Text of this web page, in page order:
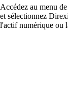
Accédez au menu
et sélectionnez
l'actif numérique ou